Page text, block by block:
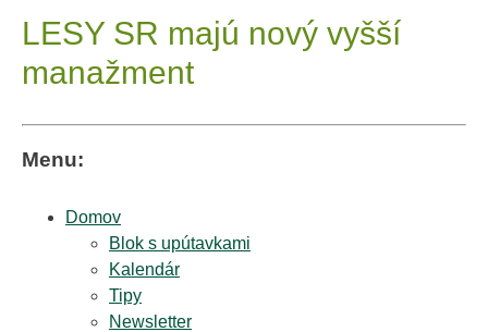
LESY SR majú nový vyšší
manažment
Menu:
Domov
Blok s upútavkami
Kalendár
Tipy
Newsletter